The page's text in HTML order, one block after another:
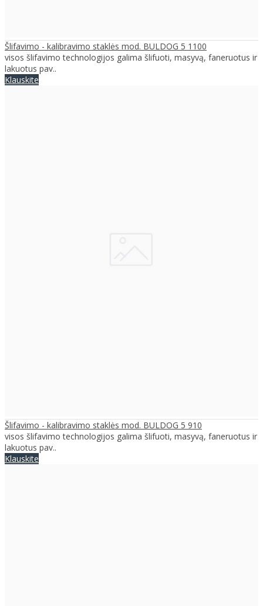
Šlifavimo - kalibravimo staklės mod. BULDOG 5 1100
visos šlifavimo technologijos galima šlifuoti, masyvą, faneruotus ir
lakuotus pav..
Klauskite
Šlifavimo - kalibravimo staklės mod. BULDOG 5 910
visos šlifavimo technologijos galima šlifuoti, masyvą, faneruotus ir
lakuotus pav..
Klauskite